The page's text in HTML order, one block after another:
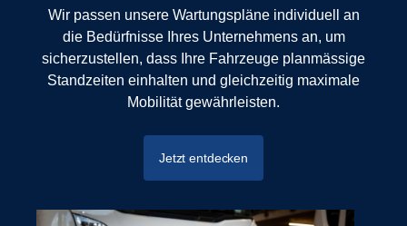
Wir passen unsere Wartungspläne individuell an
die Bedürfnisse Ihres Unternehmens an, um
sicherzustellen, dass Ihre Fahrzeuge planmässige
Standzeiten einhalten und gleichzeitig maximale
Mobilität gewährleisten.
Jetzt entdecken